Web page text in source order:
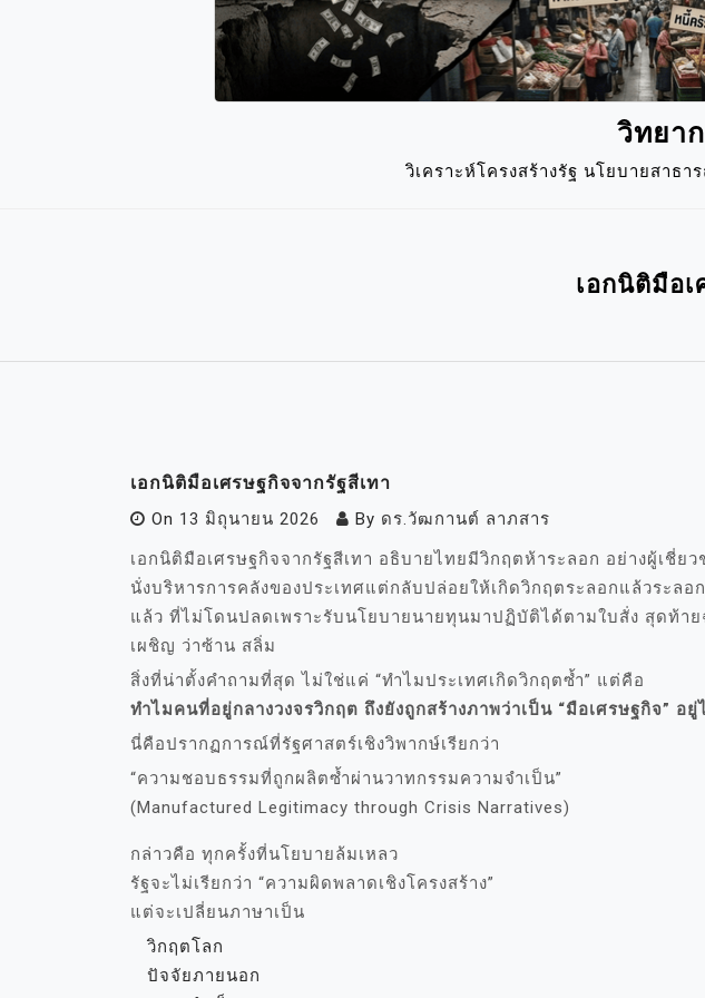
วิทยา
วิเคราะห์โครงสร้างรัฐ นโยบายสาธ
เอกนิติมือเ
เอกนิติมือเศรษฐกิจจากรัฐสีเทา
On 13 มิถุนายน 2026 By ดร.วัฒกานต์ ลาภสาร
เอกนิติมือเศรษฐกิจจากรัฐสีเทา อธิบายไทยมีวิกฤตห้าระลอก อย่างผู้เชี่ย
นั่งบริหารการคลังของประเทศแต่กลับปล่อยให้เกิดวิกฤตระลอกแล้วระล
แล้ว ที่ไม่โดนปลดเพราะรับนโยบายนายทุนมาปฏิบัติได้ตามใบสั่ง สุดท้
เผชิญ ว่าซ้าน สลิ่ม
สิ่งที่น่าตั้งคำถามที่สุด ไม่ใช่แค่ “ทำไมประเทศเกิดวิกฤตซ้ำ” แต่คือ
ทำไมคนที่อยู่กลางวงจรวิกฤต ถึงยังถูกสร้างภาพว่าเป็น “มือเศรษฐกิจ” อยู่
นี่คือปรากฏการณ์ที่รัฐศาสตร์เชิงวิพากษ์เรียกว่า
“ความชอบธรรมที่ถูกผลิตซ้ำผ่านวาทกรรมความจำเป็น”
(Manufactured Legitimacy through Crisis Narratives)
กล่าวคือ ทุกครั้งที่นโยบายล้มเหลว
รัฐจะไม่เรียกว่า “ความผิดพลาดเชิงโครงสร้าง”
แต่จะเปลี่ยนภาษาเป็น
วิกฤตโลก
ปัจจัยภายนอก